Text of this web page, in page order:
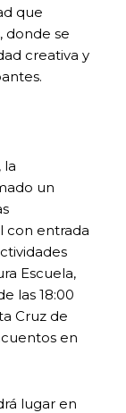
que
donde se
creativa y
la
un
con entrada
Escuela,
las 18:00
Cruz de
en
lugar en